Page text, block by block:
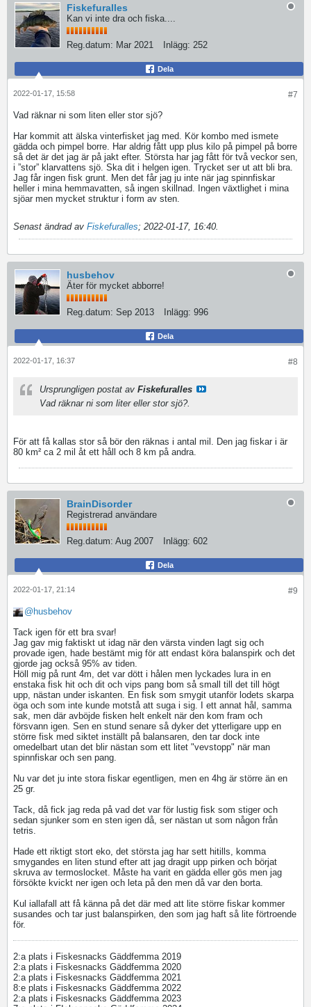
Fiskefuralles
Kan vi inte dra och fiska....
Reg.datum: Mar 2021 Inlägg: 252
Dela
#7
2022-01-17, 15:58
Vad räknar ni som liten eller stor sjö?
Har kommit att älska vinterfisket jag med. Kör kombo med ismete
gädda och pimpel borre. Har aldrig fått upp plus kilo på pimpel på borre
så det är det jag är på jakt efter. Största har jag fått för två veckor sen,
i ”stor” klarvattens sjö. Ska dit i helgen igen. Trycket ser ut att bli bra.
Jag får ingen fisk grunt. Men det får jag ju inte när jag spinnfiskar
heller i mina hemmavatten, så ingen skillnad. Ingen växtlighet i mina
sjöar men mycket struktur i form av sten.
Senast ändrad av Fiskefuralles; 2022-01-17, 16:40.
husbehov
Äter för mycket abborre!
Reg.datum: Sep 2013 Inlägg: 996
Dela
#8
2022-01-17, 16:37
Ursprungligen postat av Fiskefuralles
Vad räknar ni som liter eller stor sjö?.
För att få kallas stor så bör den räknas i antal mil. Den jag fiskar i är
80 km² ca 2 mil åt ett håll och 8 km på andra.
BrainDisorder
Registrerad användare
Reg.datum: Aug 2007 Inlägg: 602
Dela
#9
2022-01-17, 21:14
husbehov
Tack igen för ett bra svar!
Jag gav mig faktiskt ut idag när den värsta vinden lagt sig och
provade igen, hade bestämt mig för att endast köra balanspirk och det
gjorde jag också 95% av tiden.
Höll mig på runt 4m, det var dött i hålen men lyckades lura in en
enstaka fisk hit och dit och vips pang bom så small till det till högt
upp, nästan under iskanten. En fisk som smygit utanför lodets skarpa
öga och som inte kunde motstå att suga i sig. I ett annat hål, samma
sak, men där avböjde fisken helt enkelt när den kom fram och
försvann igen. Sen en stund senare så dyker det ytterligare upp en
större fisk med siktet inställt på balansaren, den tar dock inte
omedelbart utan det blir nästan som ett litet "vevstopp" när man
spinnfiskar och sen pang.
Nu var det ju inte stora fiskar egentligen, men en 4hg är större än en
25 gr.
Tack, då fick jag reda på vad det var för lustig fisk som stiger och
sedan sjunker som en sten igen då, ser nästan ut som någon från
tetris.
Hade ett riktigt stort eko, det största jag har sett hitills, komma
smygandes en liten stund efter att jag dragit upp pirken och börjat
skruva av termoslocket. Måste ha varit en gädda eller gös men jag
försökte kvickt ner igen och leta på den men då var den borta.
Kul iallafall att få känna på det där med att lite större fiskar kommer
susandes och tar just balanspirken, den som jag haft så lite förtroende
för.
2:a plats i Fiskesnacks Gäddfemma 2019
2:a plats i Fiskesnacks Gäddfemma 2020
2:a plats i Fiskesnacks Gäddfemma 2021
8:e plats i Fiskesnacks Gäddfemma 2022
2:a plats i Fiskesnacks Gäddfemma 2023